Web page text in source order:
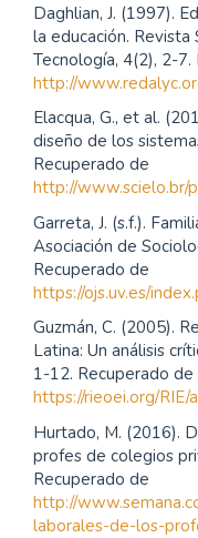
Daghlian, J. (1997).
la educación.
Tecnología, 4(2), 2-
http://
Elacqua, G., et al.
diseño de los
Recuperado de
http://www.scielo.br/
Garreta, J. (s.f.).
Asociación de
Recuperado de
https://ojs.uv.es/
Guzmán, C. (2005).
Latina: Un análisis
1-12. Recuperado de
https://rieoei.org/
Hurtado, M. (2016).
profes de colegios
Recuperado de
http://
laborales-de-los-